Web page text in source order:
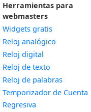
Herramientas para
webmasters
Widgets gratis
Reloj analógico
Reloj digital
Reloj de texto
Reloj de palabras
Temporizador de Cuenta
Regresiva